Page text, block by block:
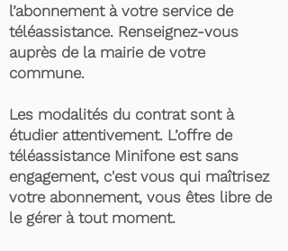
l’abonnement à votre service de
téléassistance. Renseignez-vous
auprès de la mairie de votre
commune.
Les modalités du contrat sont à
étudier attentivement. L’offre de
téléassistance Minifone est sans
engagement, c'est vous qui maîtrisez
votre abonnement, vous êtes libre de
le gérer à tout moment.